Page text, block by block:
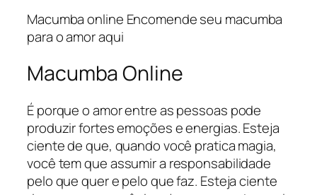
Macumba online Encomende seu macumba
para o amor aqui
Macumba Online
É porque o amor entre as pessoas pode
produzir fortes emoções e energias. Esteja
ciente de que, quando você pratica magia,
você tem que assumir a responsabilidade
pelo que quer e pelo que faz. Esteja ciente